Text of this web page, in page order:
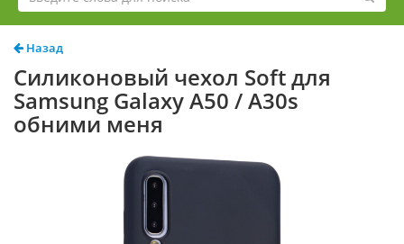
Назад
Силиконовый чехол Soft для
Samsung Galaxy A50 / A30s
обними меня